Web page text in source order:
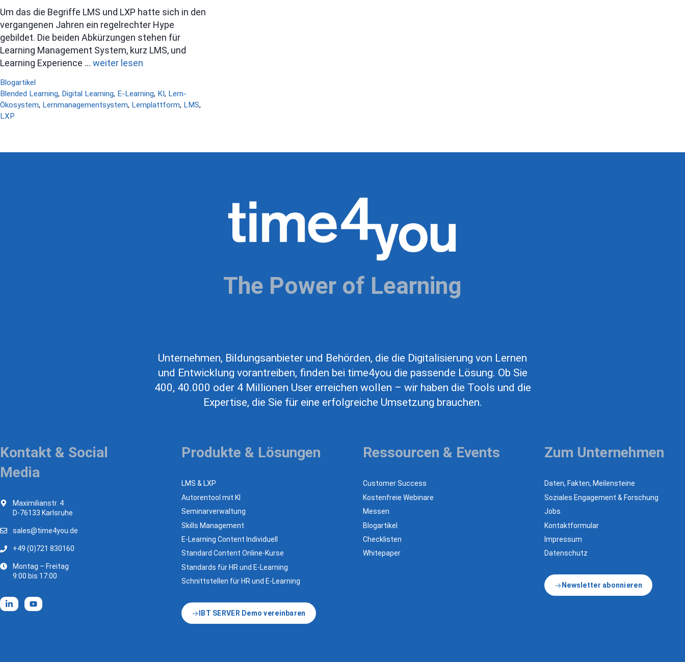
Um das die Begriffe LMS und LXP hatte sich in den
vergangenen Jahren ein regelrechter Hype
gebildet. Die beiden Abkürzungen stehen für
Learning Management System, kurz LMS, und
Learning Experience … weiter lesen
Kategorien
Blogartikel
Schlagwörter
Blended Learning, Digital Learning, E-Learning, KI, Lern-
Ökosystem, Lernmanagementsystem, Lernplattform, LMS,
LXP
The Power of Learning
Unternehmen, Bildungsanbieter und Behörden, die die Digitalisierung von Lernen
und Entwicklung vorantreiben, finden bei time4you die passende Lösung. Ob Sie
400, 40.000 oder 4 Millionen User erreichen wollen – wir haben die Tools und die
Expertise, die Sie für eine erfolgreiche Umsetzung brauchen.
Kontakt & Social
Media
Maximilianstr. 4
D-76133 Karlsruhe
sales@time4you.de
+49 (0)721 830160
Montag – Freitag
9:00 bis 17:00
Produkte & Lösungen
LMS & LXP
Autorentool mit KI
Seminarverwaltung
Skills Management
E-Learning Content Individuell
Standard Content Online-Kurse
Standards für HR und E-Learning
Schnittstellen für HR und E-Learning
IBT SERVER Demo vereinbaren
Ressourcen & Events
Customer Success
Kostenfreie Webinare
Messen
Blogartikel
Checklisten
Whitepaper
Zum Unternehmen
Daten, Fakten, Meilensteine
Soziales Engagement & Forschung
Jobs
Kontaktformular
Impressum
Datenschutz
Newsletter abonnieren